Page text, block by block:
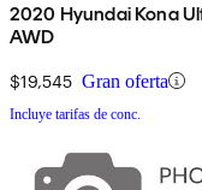
2020 Hyundai Kona
AWD
$19,545 Gran oferta
Incluye tarifas de conc.